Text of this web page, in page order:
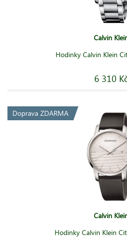
Calvin
Hodinky Calvin Klein
6 310
Doprava ZDARMA
Calvin
Hodinky Calvin Klein